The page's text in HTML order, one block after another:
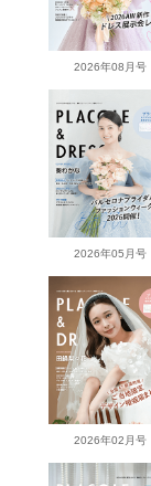
2026年08月号
2026年05月号
2026年02月号